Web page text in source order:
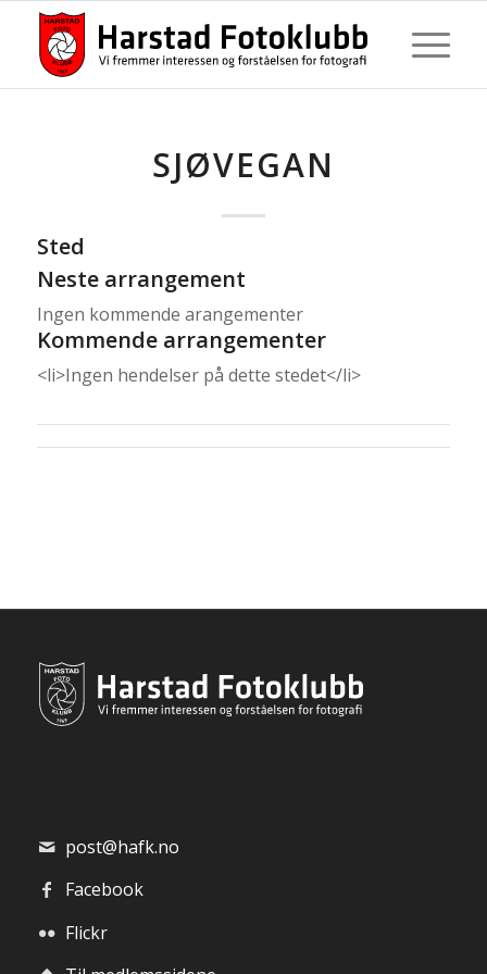
SJØVEGAN
Sted
Neste arrangement
Ingen kommende arangementer
Kommende arrangementer
<li>Ingen hendelser på dette stedet</li>
post@hafk.no
Facebook
Flickr